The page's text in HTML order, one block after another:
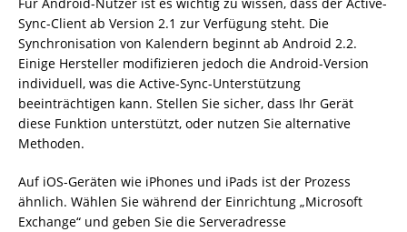
Sync-Client ab Version 2.1 zur Verfügung steht. Die
Synchronisation von Kalendern beginnt ab Android 2.2.
Einige Hersteller modifizieren jedoch die Android-Version
individuell, was die Active-Sync-Unterstützung
beeinträchtigen kann. Stellen Sie sicher, dass Ihr Gerät
diese Funktion unterstützt, oder nutzen Sie alternative
Methoden.
Auf iOS-Geräten wie iPhones und iPads ist der Prozess
ähnlich. Wählen Sie während der Einrichtung „Microsoft
Exchange“ und geben Sie die Serveradresse